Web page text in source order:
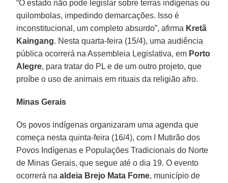
“O estado não pode legislar sobre terras indígenas ou
quilombolas, impedindo demarcações. Isso é
inconstitucional, um completo absurdo”, afirma Kretã
Kaingang. Nesta quarta-feira (15/4), uma audiência
pública ocorrerá na Assembleia Legislativa, em Porto
Alegre, para tratar do PL e de um outro projeto, que
proíbe o uso de animais em rituais da religião afro.
Minas Gerais
Os povos indígenas organizaram uma agenda que
começa nesta quinta-feira (16/4), com I Mutirão dos
Povos Indígenas e Populações Tradicionais do Norte
de Minas Gerais, que segue até o dia 19. O evento
ocorrerá naaldeia Brejo Mata Fome, município de